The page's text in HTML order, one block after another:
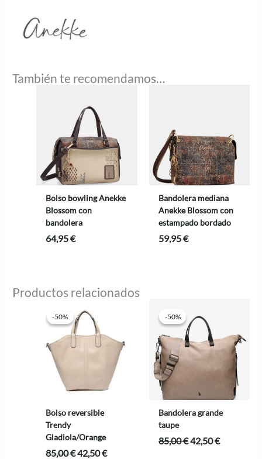
También te recomendamos…
Bolso bowling Anekke
Blossom con
bandolera
64,95€
Bandolera mediana
Anekke Blossom con
estampado bordado
59,95€
Productos relacionados
-50%
-50%
Bolso reversible
Trendy
Gladiola/Orange
85,00€El
42,50€El
-50%
-50%
Bandolera grande
taupe
85,00€El
42,50€El